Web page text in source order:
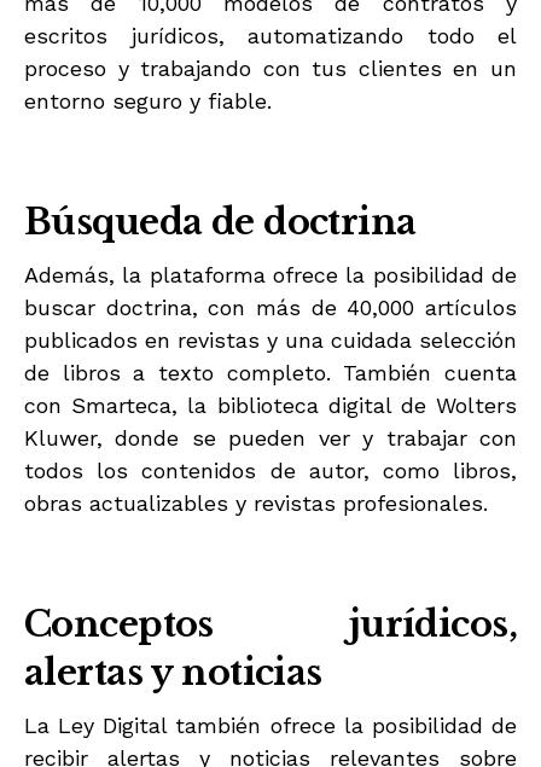
escritos jurídicos, automatizando todo el
proceso y trabajando con tus clientes en un
entorno seguro y fiable.
Búsqueda de doctrina
Además, la plataforma ofrece la posibilidad de
buscar doctrina, con más de 40,000 artículos
publicados en revistas y una cuidada selección
de libros a texto completo. También cuenta
con Smarteca, la biblioteca digital de Wolters
Kluwer, donde se pueden ver y trabajar con
todos los contenidos de autor, como libros,
obras actualizables y revistas profesionales.
Conceptos jurídicos,
alertas y noticias
La Ley Digital también ofrece la posibilidad de
recibir alertas y noticias relevantes sobre